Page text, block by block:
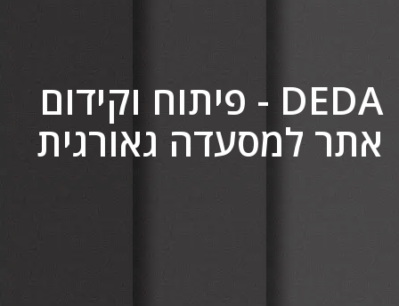
DEDA - פיתוח וקידום
אתר למסעדה גאורגית